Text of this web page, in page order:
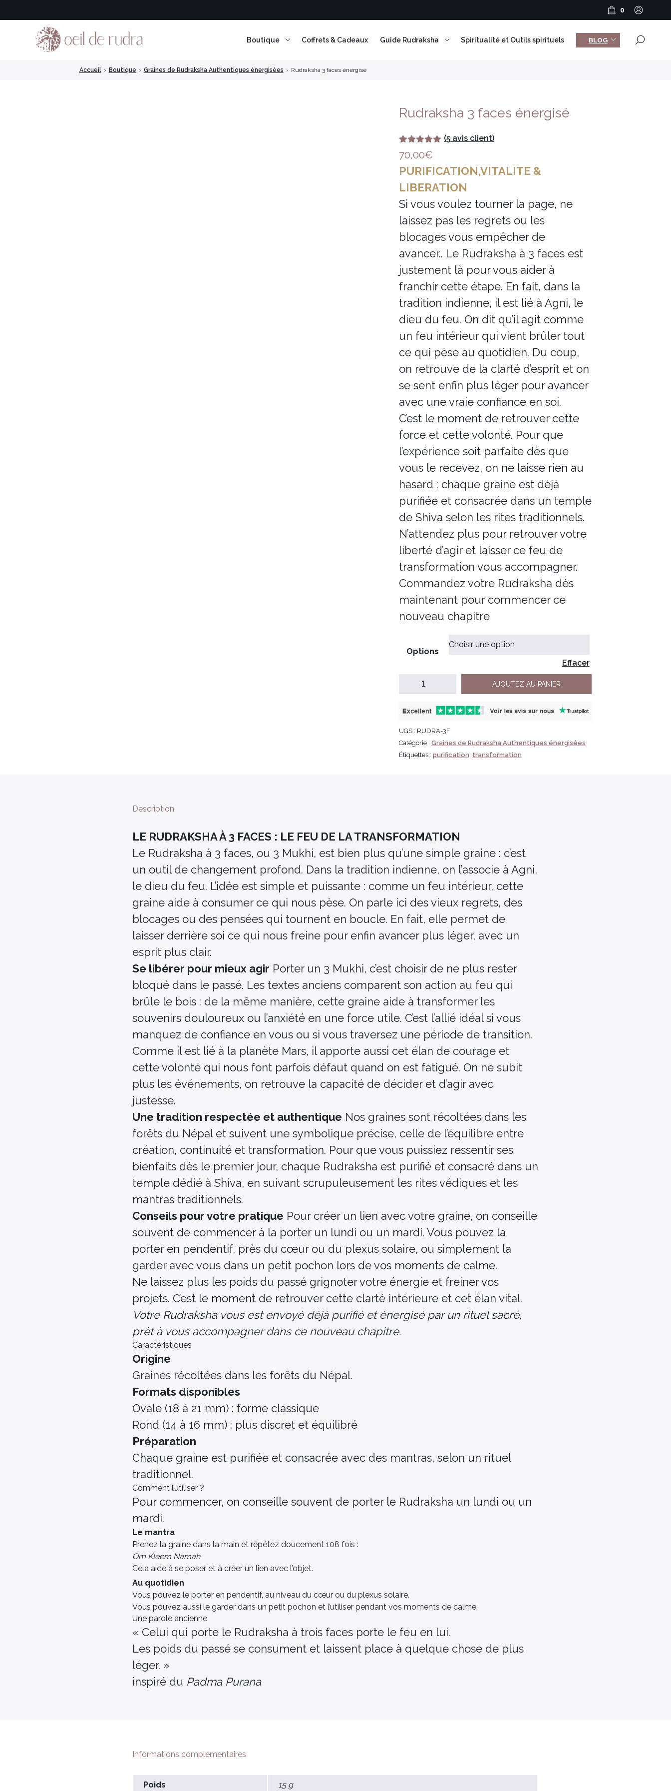
Rudraksha 3 faces énergisé
Noté 5.00
sur 5
basé sur
notations
client
(5 avis client)
70,00€
PURIFICATION,VITALITE &
LIBERATION
Si vous voulez tourner la page, ne
laissez pas les regrets ou les
blocages vous empêcher de
avancer.. Le Rudraksha à 3 faces est
justement là pour vous aider à
franchir cette étape. En fait, dans la
tradition indienne, il est lié à Agni, le
dieu du feu. On dit qu’il agit comme
un feu intérieur qui vient brûler tout
ce qui pèse au quotidien. Du coup,
on retrouve de la clarté d’esprit et on
se sent enfin plus léger pour avancer
avec une vraie confiance en soi.
C’est le moment de retrouver cette
force et cette volonté. Pour que
l’expérience soit parfaite dès que
vous le recevez, on ne laisse rien au
hasard : chaque graine est déjà
purifiée et consacrée dans un temple
de Shiva selon les rites traditionnels.
N’attendez plus pour retrouver votre
liberté d’agir et laisser ce feu de
transformation vous accompagner.
Commandez votre Rudraksha dès
maintenant pour commencer ce
nouveau chapitre
Options
Effacer
AJOUTEZ AU PANIER
UGS : RUDRA-3F
Catégorie : Graines de Rudraksha Authentiques énergisées
Étiquettes : purification, transformation
Accueil › Boutique › Graines de Rudraksha Authentiques énergisées › Rudraksha 3 faces énergisé
Description
LE RUDRAKSHA À 3 FACES : LE FEU DE LA TRANSFORMATION
Le Rudraksha à 3 faces, ou 3 Mukhi, est bien plus qu’une simple graine : c’est
un outil de changement profond. Dans la tradition indienne, on l’associe à Agni,
le dieu du feu. L’idée est simple et puissante : comme un feu intérieur, cette
graine aide à consumer ce qui nous pèse. On parle ici des vieux regrets, des
blocages ou des pensées qui tournent en boucle. En fait, elle permet de
laisser derrière soi ce qui nous freine pour enfin avancer plus léger, avec un
esprit plus clair.
Se libérer pour mieux agir Porter un 3 Mukhi, c’est choisir de ne plus rester
bloqué dans le passé. Les textes anciens comparent son action au feu qui
brûle le bois : de la même manière, cette graine aide à transformer les
souvenirs douloureux ou l’anxiété en une force utile. C’est l’allié idéal si vous
manquez de confiance en vous ou si vous traversez une période de transition.
Comme il est lié à la planète Mars, il apporte aussi cet élan de courage et
cette volonté qui nous font parfois défaut quand on est fatigué. On ne subit
plus les événements, on retrouve la capacité de décider et d’agir avec
justesse.
Une tradition respectée et authentique Nos graines sont récoltées dans les
forêts du Népal et suivent une symbolique précise, celle de l’équilibre entre
création, continuité et transformation. Pour que vous puissiez ressentir ses
bienfaits dès le premier jour, chaque Rudraksha est purifié et consacré dans un
temple dédié à Shiva, en suivant scrupuleusement les rites védiques et les
mantras traditionnels.
Conseils pour votre pratique Pour créer un lien avec votre graine, on conseille
souvent de commencer à la porter un lundi ou un mardi. Vous pouvez la
porter en pendentif, près du cœur ou du plexus solaire, ou simplement la
garder avec vous dans un petit pochon lors de vos moments de calme.
Ne laissez plus les poids du passé grignoter votre énergie et freiner vos
projets. C’est le moment de retrouver cette clarté intérieure et cet élan vital.
Votre Rudraksha vous est envoyé déjà purifié et énergisé par un rituel sacré,
prêt à vous accompagner dans ce nouveau chapitre.
Caractéristiques
Origine
Graines récoltées dans les forêts du Népal.
Formats disponibles
Ovale (18 à 21 mm) : forme classique
Rond (14 à 16 mm) : plus discret et équilibré
Préparation
Chaque graine est purifiée et consacrée avec des mantras, selon un rituel
traditionnel.
Comment l’utiliser ?
Pour commencer, on conseille souvent de porter le Rudraksha un lundi ou un
mardi.
Le mantra
Prenez la graine dans la main et répétez doucement 108 fois :
Om Kleem Namah
Cela aide à se poser et à créer un lien avec l’objet.
Au quotidien
Vous pouvez le porter en pendentif, au niveau du cœur ou du plexus solaire.
Vous pouvez aussi le garder dans un petit pochon et l’utiliser pendant vos moments de calme.
Une parole ancienne
« Celui qui porte le Rudraksha à trois faces porte le feu en lui.
Les poids du passé se consument et laissent place à quelque chose de plus
léger. »
inspiré du Padma Purana
Informations complémentaires
Poids 15 g
0
Boutique Coffrets & Cadeaux Guide Rudraksha Spiritualité et Outils spirituels BLOG